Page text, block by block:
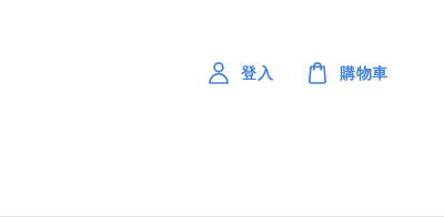
登入 購物車